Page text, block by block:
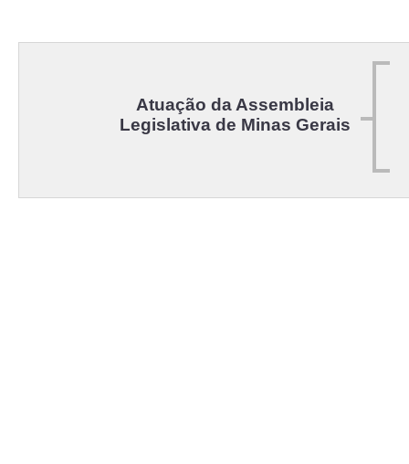
Atuação da Assembleia
Legislativa de Minas Gerais